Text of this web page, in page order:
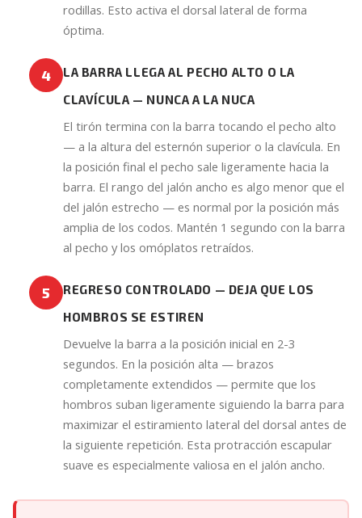
rodillas. Esto activa el dorsal lateral de forma
óptima.
4
LA BARRA LLEGA AL PECHO ALTO O LA
CLAVÍCULA — NUNCA A LA NUCA
El tirón termina con la barra tocando el pecho alto
— a la altura del esternón superior o la clavícula. En
la posición final el pecho sale ligeramente hacia la
barra. El rango del jalón ancho es algo menor que el
del jalón estrecho — es normal por la posición más
amplia de los codos. Mantén 1 segundo con la barra
al pecho y los omóplatos retraídos.
5
REGRESO CONTROLADO — DEJA QUE LOS
HOMBROS SE ESTIREN
Devuelve la barra a la posición inicial en 2-3
segundos. En la posición alta — brazos
completamente extendidos — permite que los
hombros suban ligeramente siguiendo la barra para
maximizar el estiramiento lateral del dorsal antes de
la siguiente repetición. Esta protracción escapular
suave es especialmente valiosa en el jalón ancho.